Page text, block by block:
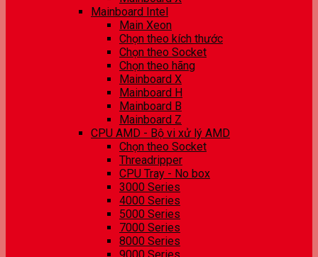
Mainboard Intel
Main Xeon
Chọn theo kích thước
Chọn theo Socket
Chọn theo hãng
Mainboard X
Mainboard H
Mainboard B
Mainboard Z
CPU AMD - Bộ vi xử lý AMD
Chọn theo Socket
Threadripper
CPU Tray - No box
3000 Series
4000 Series
5000 Series
7000 Series
8000 Series